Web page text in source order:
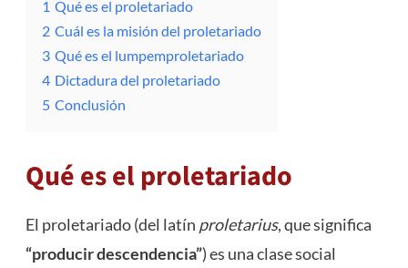
1 Qué es el proletariado
2 Cuál es la misión del proletariado
3 Qué es el lumpemproletariado
4 Dictadura del proletariado
5 Conclusión
Qué es el proletariado
El proletariado (del latín proletarius, que significa
“producir descendencia”) es una clase social